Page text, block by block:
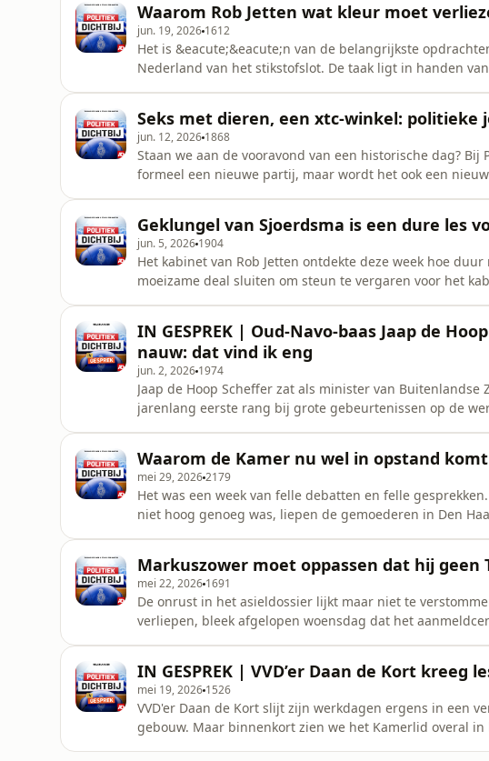
het kabinet hen tegemoetkomen? Is dat v
Waarom Rob Jetten wat kleur moet
jun. 19, 2026 1612
Het is &eacute;&eacute;n van de belangrijkste
Nederland van het stikstofslot. De taak ligt in handen
naar het WK in Qatar
Seks met dieren, een xtc-winkel: politieke
jun. 12, 2026 1868
Staan we aan de vooravond van een historische dag? Bij
formeel een nieuwe partij, maar wordt het ook een nieuw
enqu&ecirc;tecommissie cor
Geklungel van Sjoerdsma is een dure les
jun. 5, 2026 1904
Het kabinet van Rob Jetten ontdekte deze week hoe
moeizame deal sluiten om steun te vergaren voor het
blijven als Kamerlid. Maa
IN GESPREK | Oud-Navo-baas Jaap de
nauw: dat vind ik eng
jun. 2, 2026 1974
Jaap de Hoop Scheffer zat als minister van Buitenlandse
jarenlang eerste rang bij grote gebeurtenissen op de
Scheffer zelf ook
Waarom de Kamer nu wel in opstand
mei 29, 20262179
Het was een week van felle debatten en felle
niet hoog genoeg was, liepen de gemoederen in Den
Tegelijk dreigt er ook
Markuszower moet oppassen dat hij geen
mei 22, 2026 1691
De onrust in het asieldossier lijkt maar niet te
verliepen, bleek afgelopen woensdag dat het
van een crisis? Presen
IN GESPREK | VVD’er Daan de Kort
mei 19, 2026 1526
VVD'er Daan de Kort slijt zijn werkdagen ergens in een
gebouw. Maar binnenkort zien we het Kamerlid overal